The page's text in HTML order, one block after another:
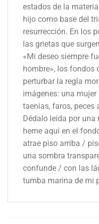
estados de la
hijo como base del
resurrección. En los
las grietas que
«Mi deseo siempre
hombre», los fondos
perturbar la regla
imágenes: una
taenias, faros, peces
Dédalo leída por una
heme aquí en el
atrae piso arriba /
una sombra
confunde / con las
tumba marina de mi